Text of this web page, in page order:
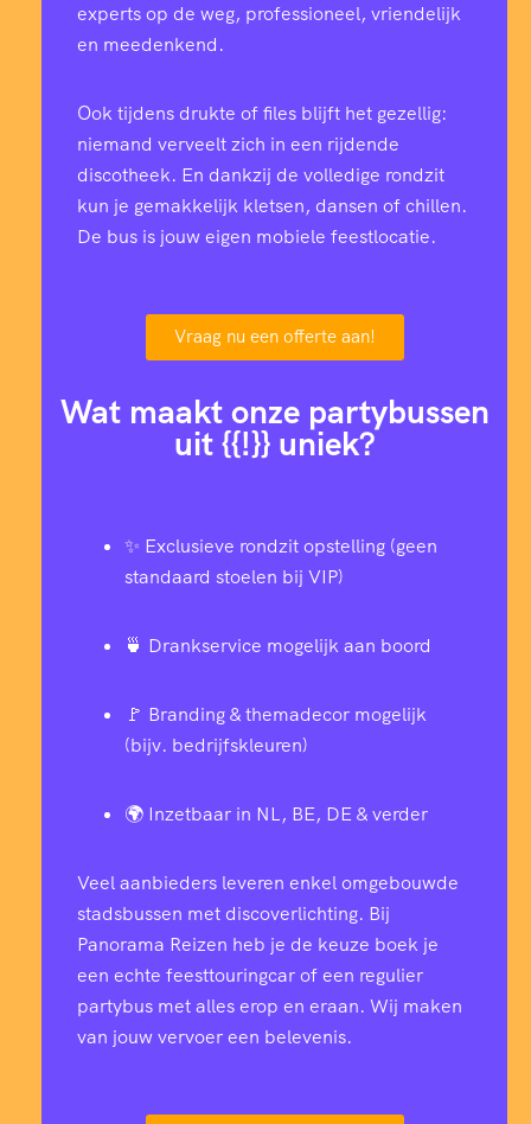
experts op de weg, professioneel, vriendelijk
en meedenkend.
Ook tijdens drukte of files blijft het gezellig:
niemand verveelt zich in een rijdende
discotheek. En dankzij de volledige rondzit
kun je gemakkelijk kletsen, dansen of chillen.
De bus is jouw eigen mobiele feestlocatie.
Vraag nu een offerte aan!
Wat maakt onze partybussen
uit {{!}} uniek?
✨ Exclusieve rondzit opstelling (geen
standaard stoelen bij VIP)
🍵 Drankservice mogelijk aan boord
🚩 Branding & themadecor mogelijk
(bijv. bedrijfskleuren)
🌍 Inzetbaar in NL, BE, DE & verder
Veel aanbieders leveren enkel omgebouwde
stadsbussen met discoverlichting. Bij
Panorama Reizen heb je de keuze boek je
een echte feesttouringcar of een regulier
partybus met alles erop en eraan. Wij maken
van jouw vervoer een belevenis.